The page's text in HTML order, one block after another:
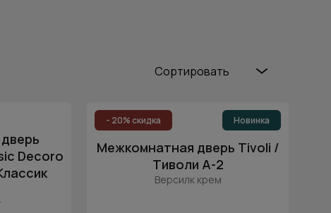
Сортировать
Цена (возр.)
Cначала новинки
Cначала скидки
Decoro
- 20% скидка Новинка
Межкомнатная дверь Tivoli /
Тиволи А-2
Версилк крем